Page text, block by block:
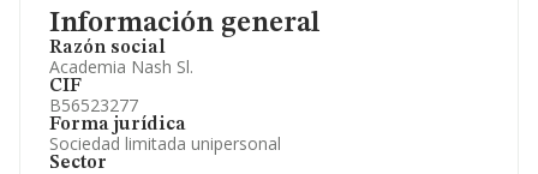
Información general
Razón social
Academia Nash Sl.
CIF
B56523277
Forma jurídica
Sociedad limitada unipersonal
Sector
Información oficial y registral complementaria.